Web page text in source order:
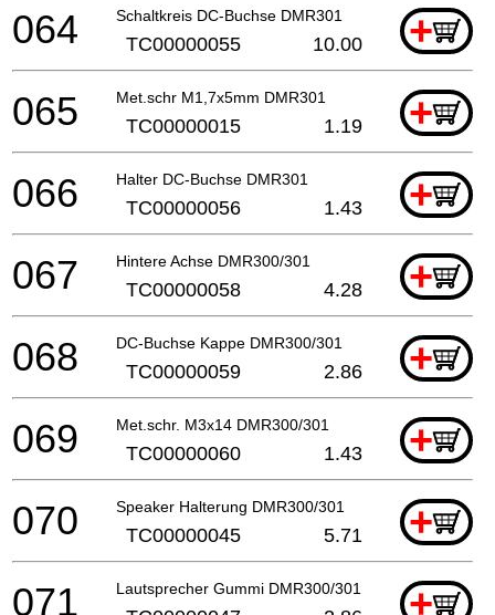
Schaltkreis DC-Buchse DMR301 +
064 TC00000055 10.00
Met.schr M1,7x5mm DMR301 +
065 TC00000015 1.19
Halter DC-Buchse DMR301 +
066 TC00000056 1.43
Hintere Achse DMR300/301 +
067 TC00000058 4.28
DC-Buchse Kappe DMR300/301 +
068 TC00000059 2.86
Met.schr. M3x14 DMR300/301 +
069 TC00000060 1.43
Speaker Halterung DMR300/301 +
070 TC00000045 5.71
Lautsprecher Gummi DMR300/301 +
071